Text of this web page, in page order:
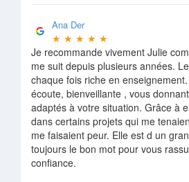
Ana Der
★ ★ ★ ★ ★
Je recommande vivement Julie
me suit depuis plusieurs années.
chaque fois riche en
écoute, bienveillante , vous
adaptés à votre situation. Grâce à
dans certains projets qui me
me faisaient peur. Elle est d un
toujours le bon mot pour vous
confiance.